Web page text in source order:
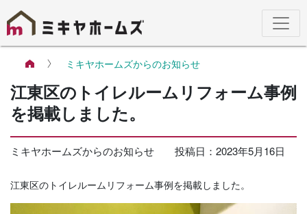
ミキヤホームズからのお知らせ
江東区のトイレルームリフォーム事例
を掲載しました。
ミキヤホームズからのお知らせ 投稿日： 2023年5月16日
江東区のトイレルームリフォーム事例を掲載しました。